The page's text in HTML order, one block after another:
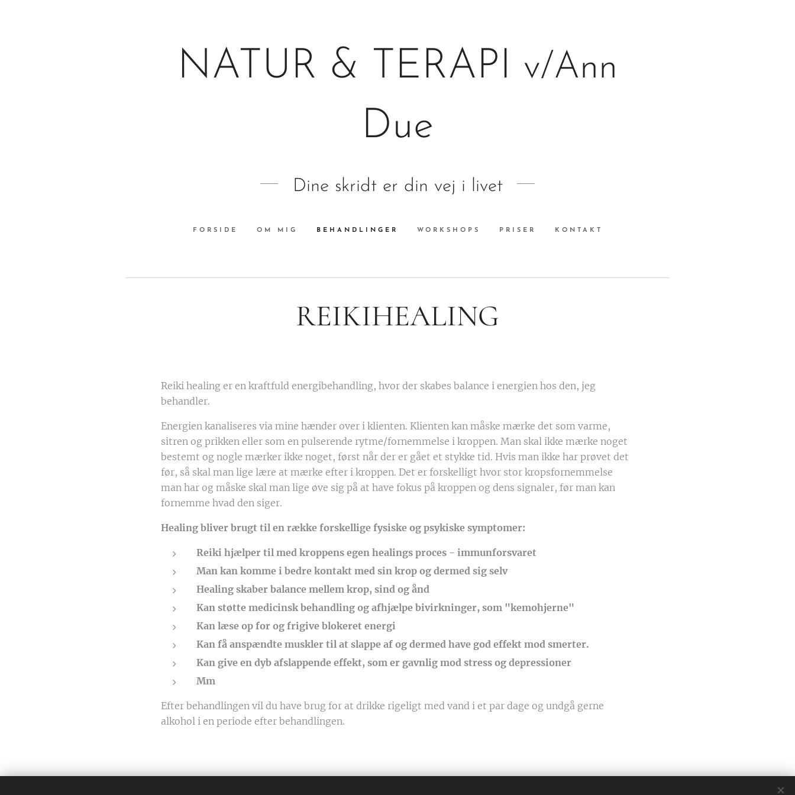
NATUR & TERAPI v/Ann
Due
Dine skridt er din vej i livet
FORSIDE OM MIG BEHANDLINGER WORKSHOPS PRISER KONTAKT
REIKIHEALING
Reiki healing er en kraftfuld energibehandling, hvor der skabes balance i energien hos den, jeg
behandler.
Energien kanaliseres via mine hænder over i klienten. Klienten kan måske mærke det som varme,
sitren og prikken eller som en pulserende rytme/fornemmelse i kroppen. Man skal ikke mærke noget
bestemt og nogle mærker ikke noget, først når der er gået et stykke tid. Hvis man ikke har prøvet det
før, så skal man lige lære at mærke efter i kroppen. Det er forskelligt hvor stor kropsfornemmelse
man har og måske skal man lige øve sig på at have fokus på kroppen og dens signaler, før man kan
fornemme hvad den siger.
Healing bliver brugt til en række forskellige fysiske og psykiske symptomer:
Reiki hjælper til med kroppens egen healings proces - immunforsvaret
Man kan komme i bedre kontakt med sin krop og dermed sig selv
Healing skaber balance mellem krop, sind og ånd
Kan støtte medicinsk behandling og afhjælpe bivirkninger, som "kemohjerne"
Kan læse op for og frigive blokeret energi
Kan få anspændte muskler til at slappe af og dermed have god effekt mod smerter.
Kan give en dyb afslappende effekt, som er gavnlig mod stress og depressioner
Mm
Efter behandlingen vil du have brug for at drikke rigeligt med vand i et par dage og undgå gerne
alkohol i en periode efter behandlingen.